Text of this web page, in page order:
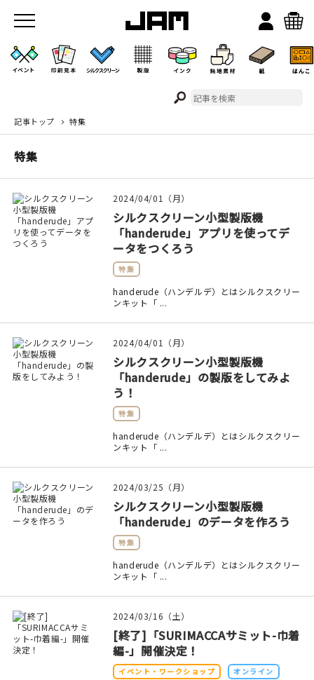
JAMのこと
お店/ワークスペース
印刷見本
シルクスクリーン
文房具
雑貨
台湾グッズ
在庫限り
記事トップ 特集
特集
2024/04/01（月）
シルクスクリーン小型製版機
「handerude」アプリを使ってデ
ータをつくろう
特集
handerude（ハンデルデ）とはシルクスクリー
ンキット「 ...
2024/04/01（月）
シルクスクリーン小型製版機
「handerude」の製版をしてみよ
う！
特集
handerude（ハンデルデ）とはシルクスクリー
ンキット「 ...
2024/03/25（月）
シルクスクリーン小型製版機
「handerude」のデータを作ろう
特集
handerude（ハンデルデ）とはシルクスクリー
ンキット「 ...
2024/03/16（土）
[終了]「SURIMACCAサミット-巾着
編-」開催決定！
イベント・ワークショップ
オンライン